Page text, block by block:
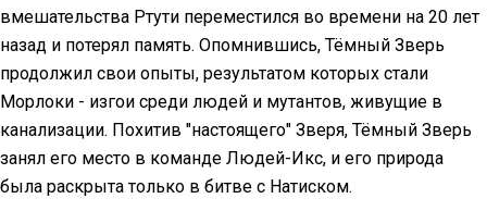
вмешательства Ртути переместился во времени на 20 лет
назад и потерял память. Опомнившись, Тёмный Зверь
продолжил свои опыты, результатом которых стали
Морлоки - изгои среди людей и мутантов, живущие в
канализации. Похитив "настоящего" Зверя, Тёмный Зверь
занял его место в команде Людей-Икс, и его природа
была раскрыта только в битве с Натиском.